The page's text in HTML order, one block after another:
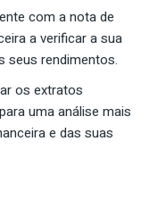
com a nota de
a verificar a sua
seus rendimentos.
os extratos
uma análise mais
e das suas